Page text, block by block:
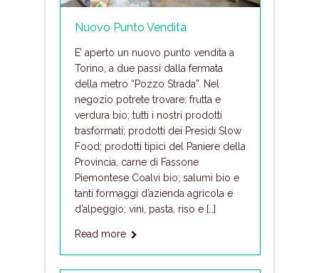
Nuovo Punto Vendita
E’ aperto un nuovo punto vendita a
Torino, a due passi dalla fermata
della metro “Pozzo Strada”. Nel
negozio potrete trovare: frutta e
verdura bio; tutti i nostri prodotti
trasformati; prodotti dei Presidi Slow
Food; prodotti tipici del Paniere della
Provincia, carne di Fassone
Piemontese Coalvi bio; salumi bio e
tanti formaggi d’azienda agricola e
d’alpeggio; vini, pasta, riso e […]
Read more